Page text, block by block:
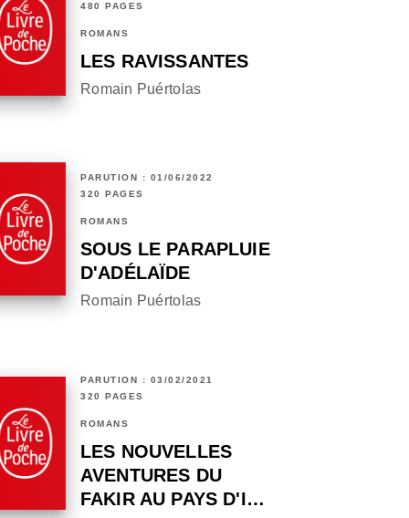
480 PAGES
ROMANS
LES RAVISSANTES
Romain Puértolas
PARUTION : 01/06/2022
320 PAGES
ROMANS
SOUS LE PARAPLUIE
D'ADÉLAÏDE
Romain Puértolas
PARUTION : 03/02/2021
320 PAGES
ROMANS
LES NOUVELLES
AVENTURES DU
FAKIR AU PAYS D'I…